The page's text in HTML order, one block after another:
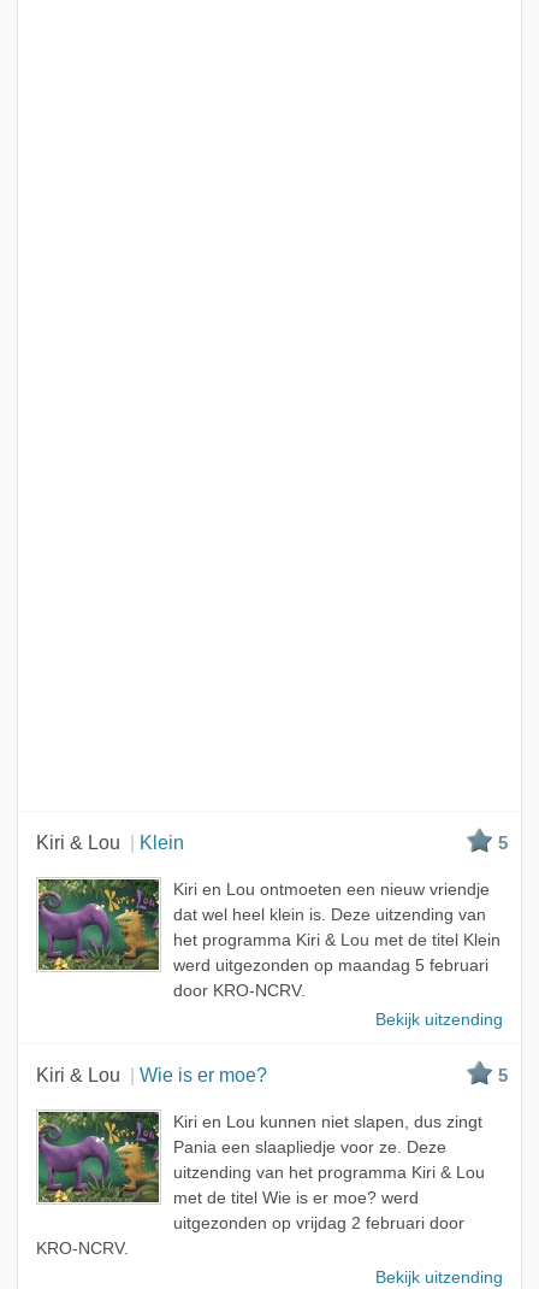
Kiri & Lou Klein 5
Kiri en Lou ontmoeten een nieuw vriendje
dat wel heel klein is. Deze uitzending van
het programma Kiri & Lou met de titel Klein
werd uitgezonden op maandag 5 februari
door KRO-NCRV.
Bekijk uitzending
Kiri & Lou Wie is er moe? 5
Kiri en Lou kunnen niet slapen, dus zingt
Pania een slaapliedje voor ze. Deze
uitzending van het programma Kiri & Lou
met de titel Wie is er moe? werd
uitgezonden op vrijdag 2 februari door
KRO-NCRV.
Bekijk uitzending